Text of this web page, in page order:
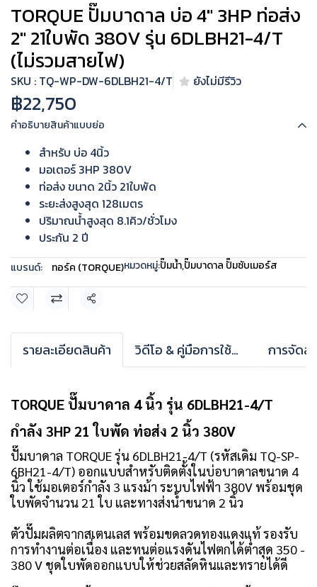
TORQUE ปั๊มบาดาล บ่อ 4" 3HP ท่อส่ง
2" 21ใบพัด 380V รุ่น 6DLBH21-4/T
(ไม่รวมสายไฟ)
SKU : TQ-WP-DW-6DLBH21-4/T ยังไม่มีรีวิว
฿22,750
คำอธิบายสินค้าแบบย่อ
สำหรับ บ่อ 4นิ้ว
มอเตอร์ 3HP 380V
ท่อส่ง ขนาด 2นิ้ว 21ใบพัด
ระยะส่งสูงสุด 128เมตร
ปริมาณน้ำสูงสุด 8.1คิว/ชั่วโมง
ประกัน 2 ปี
แบรนด์: ทอร์ค (TORQUE)หมวดหมู่:ปั๊มน้ำ,ปั๊มบาดาล ปั๊มซับเมอร์ส
แชร์
รายละเอียดสินค้า วิดีโอ & คู่มือการใช้งาน การจัดส่
TORQUE ปั๊มบาดาล 4 นิ้ว รุ่น 6DLBH21-4/T
กำลัง 3HP 21 ใบพัด ท่อส่ง 2 นิ้ว 380V
ปั๊มบาดาล TORQUE รุ่น 6DLBH21-4/T (รหัสเดิม TQ-SP-
6BH21-4/T) ออกแบบสำหรับติดตั้งในบ่อบาดาลขนาด 4
นิ้ว ใช้มอเตอร์กำลัง 3 แรงม้า ระบบไฟฟ้า 380V พร้อมชุด
ใบพัดจำนวน 21 ใบ และทางส่งน้ำขนาด 2 นิ้ว
ตัวปั๊มผลิตจากสเตนเลส พร้อมขดลวดทองแดงแท้ รองรับ
การทำงานต่อเนื่อง และทนต่อแรงดันไฟตกได้ต่ำสุด 350 -
380 V ชุดใบพัดออกแบบให้ช่วยสลัดหินและทรายได้ดี